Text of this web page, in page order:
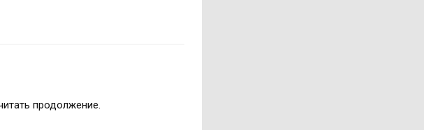
продолжение.